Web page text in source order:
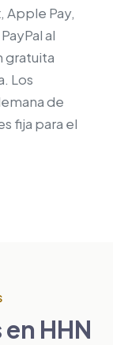
Apple Pay,
al
gratuita
Los
de
fija para el
HHN